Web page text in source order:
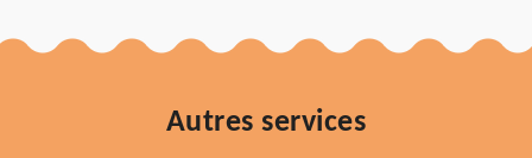
Autres services